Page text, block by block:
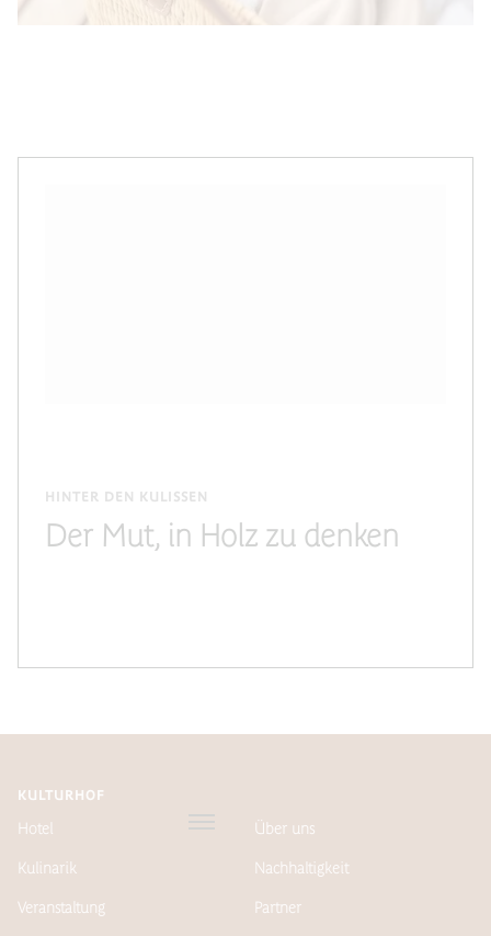
HINTER DEN KULISSEN
Der Mut, in Holz zu denken
KULTURHOF
Hotel
Kulinarik
Veranstaltung
Über uns
Nachhaltigkeit
Partner